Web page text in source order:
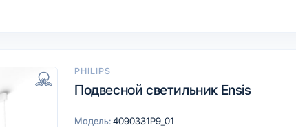
PHILIPS
Подвесной светильник Ensis
Модель:4090331P9_01